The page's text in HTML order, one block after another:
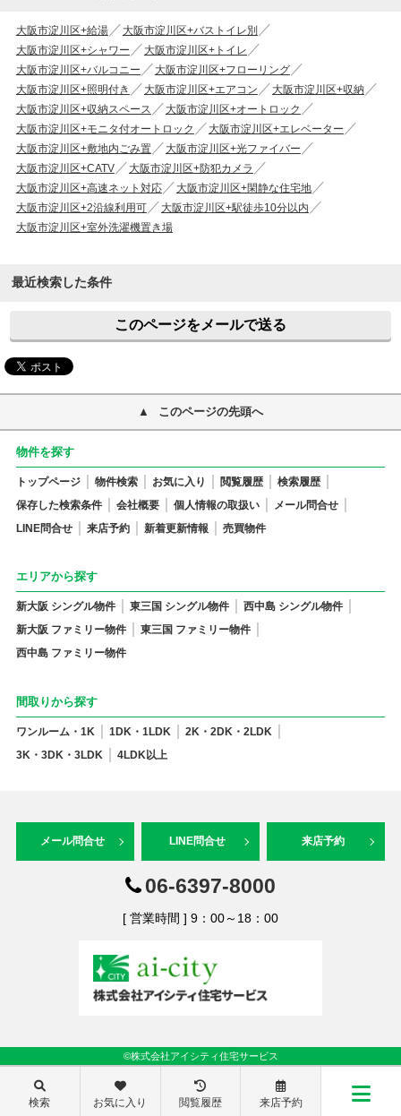
大阪市淀川区+給湯
大阪市淀川区+バストイレ別
大阪市淀川区+シャワー
大阪市淀川区+トイレ
大阪市淀川区+バルコニー
大阪市淀川区+フローリング
大阪市淀川区+照明付き
大阪市淀川区+エアコン
大阪市淀川区+収納
大阪市淀川区+収納スペース
大阪市淀川区+オートロック
大阪市淀川区+モニタ付オートロック
大阪市淀川区+エレベーター
大阪市淀川区+敷地内ごみ置
大阪市淀川区+光ファイバー
大阪市淀川区+CATV
大阪市淀川区+防犯カメラ
大阪市淀川区+高速ネット対応
大阪市淀川区+閑静な住宅地
大阪市淀川区+2沿線利用可
大阪市淀川区+駅徒歩10分以内
大阪市淀川区+室外洗濯機置き場
最近検索した条件
このページをメールで送る
このページの先頭へ
物件を探す
トップページ 物件検索 お気に入り 閲覧履歴
検索履歴
保存した検索条件
会社概要 個人情報の取扱い
メール問合せ
LINE問合せ
来店予約 新着更新情報 売買物件
エリアから探す
新大阪 シングル物件 東三国 シングル物件
西中島 シングル物件
新大阪 ファミリー物件
東三国 ファミリー物件
西中島 ファミリー物件
間取りから探す
ワンルーム・1K 1DK・1LDK
2K・2DK・2LDK
3K・3DK・3LDK
4LDK以上
メール問合せ LINE問合せ 来店予約
06-6397-8000
[ 営業時間 ] 9：00～18：00
©株式会社アイシティ住宅サービス
検索 お気に入り 閲覧履歴 来店予約